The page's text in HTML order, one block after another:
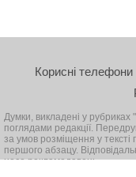
Корисні телефони
Думки, викладені у рубриках
поглядами редакції.
за умов розміщення у тексті
першого абзацу.
несе рекламодавець